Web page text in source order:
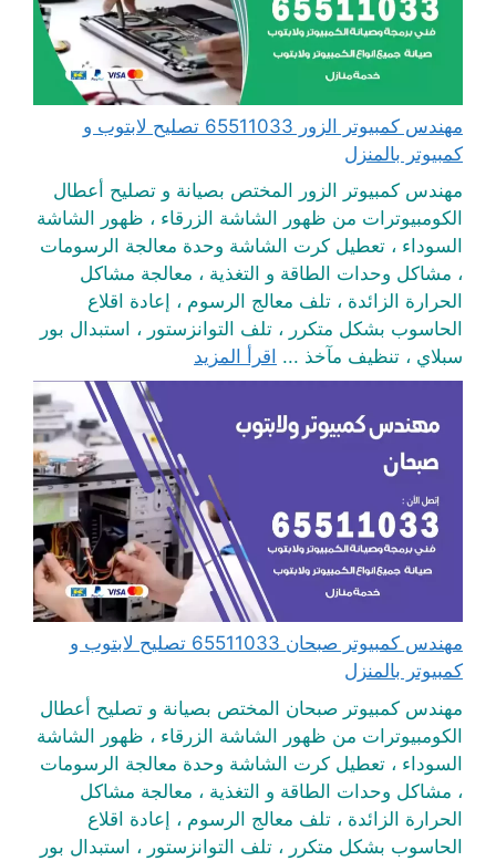
مهندس كمبيوتر الزور 65511033 تصليح لابتوب و
كمبيوتر بالمنزل
مهندس كمبيوتر الزور المختص بصيانة و تصليح أعطال
الكومبيوترات من ظهور الشاشة الزرقاء ، ظهور الشاشة
السوداء ، تعطيل كرت الشاشة وحدة معالجة الرسومات
، مشاكل وحدات الطاقة و التغذية ، معالجة مشاكل
الحرارة الزائدة ، تلف معالج الرسوم ، إعادة اقلاع
الحاسوب بشكل متكرر ، تلف التوانزستور ، استبدال بور
سبلاي ، تنظيف مآخذ ... اقرأ المزيد
مهندس كمبيوتر صبحان 65511033 تصليح لابتوب و
كمبيوتر بالمنزل
مهندس كمبيوتر صبحان المختص بصيانة و تصليح أعطال
الكومبيوترات من ظهور الشاشة الزرقاء ، ظهور الشاشة
السوداء ، تعطيل كرت الشاشة وحدة معالجة الرسومات
، مشاكل وحدات الطاقة و التغذية ، معالجة مشاكل
الحرارة الزائدة ، تلف معالج الرسوم ، إعادة اقلاع
الحاسوب بشكل متكرر ، تلف التوانزستور ، استبدال بور